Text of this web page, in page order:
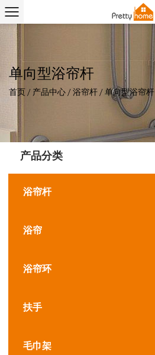
单向型浴帘杆
首页 / 产品中心/浴帘杆/单向型浴帘杆
产品分类
浴帘杆
浴帘
浴帘环
扶手
毛巾架